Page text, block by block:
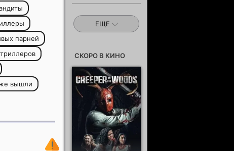
парней
вышли
ЕЩЕ
СКОРО В КИНО